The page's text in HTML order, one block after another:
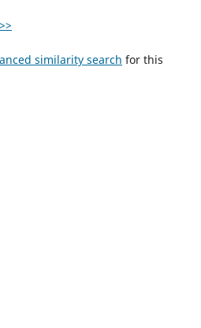
>>
similarity search for this